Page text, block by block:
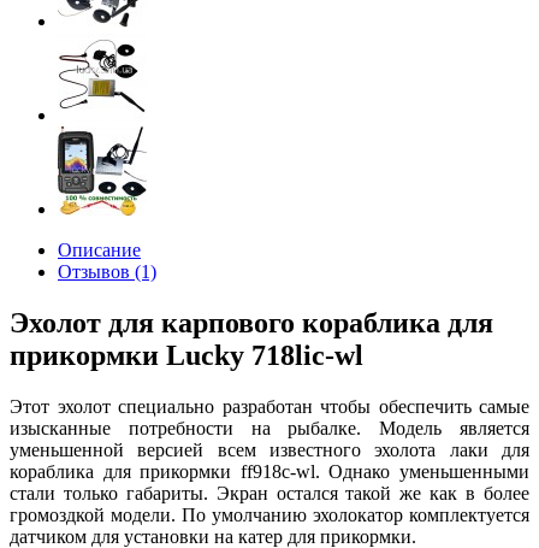
Описание
Отзывов (1)
Эхолот для карпового кораблика для
прикормки Lucky 718lic-wl
Этот эхолот специально разработан чтобы обеспечить самые
изысканные потребности на рыбалке. Модель является
уменьшенной версией всем известного эхолота лаки для
кораблика для прикормки ff918c-wl. Однако уменьшенными
стали только габариты. Экран остался такой же как в более
громоздкой модели. По умолчанию эхолокатор комплектуется
датчиком для установки на катер для прикормки.